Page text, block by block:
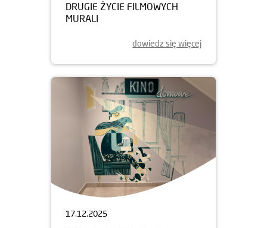
DRUGIE ŻYCIE FILMOWYCH
MURALI
dowiedz się więcej
17.12.2025